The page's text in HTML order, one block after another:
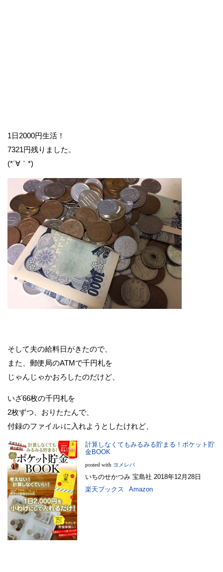
1日2000円生活！
7321円残りました。
(*´∀｀*)
そして夫の給料日がきたので、
また、郵便局のATMで千円札を
じゃんじゃかおろしたのだけど、
いざ66枚の千円札を
2枚ずつ、おりたたんで、
付録のファイル↓に入れようとしたけれど、
計算しなくてもみるみる貯まる！ポケット貯
金BOOK
posted with ヨメレバ
いちのせかつみ 宝島社 2018年12月28日
楽天ブックス
Amazon